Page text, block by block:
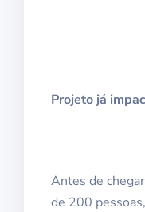
Projeto já
Antes de
de 200